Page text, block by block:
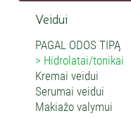
Veidui
PAGAL ODOS TIPĄ
Hidrolatai/tonikai
Kremai veidui
Serumai veidui
Makiažo valymui